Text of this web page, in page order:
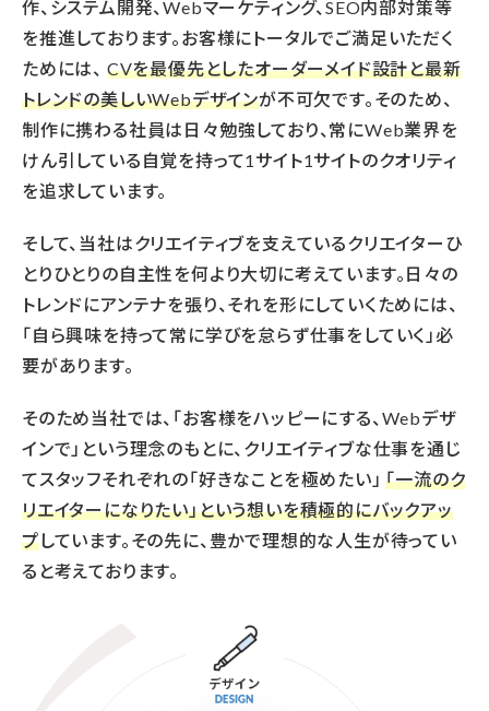
作、システム開発、Webマーケティング、SEO内部対策等
を推進しております。お客様にトータルでご満足いただく
ためには、 CVを最優先としたオーダーメイド設計と最新
トレンドの美しいWebデザインが不可欠です。そのため、
制作に携わる社員は日々勉強しており、常にWeb業界を
けん引している自覚を持って1サイト1サイトのクオリティ
を追求しています。
そして、当社はクリエイティブを支えているクリエイターひ
とりひとりの自主性を何より大切に考えています。日々の
トレンドにアンテナを張り、それを形にしていくためには、
「自ら興味を持って常に学びを怠らず仕事をしていく」必
要があります。
そのため当社では、「お客様をハッピーにする、Webデザ
インで」という理念のもとに、クリエイティブな仕事を通じ
てスタッフそれぞれの「好きなことを極めたい」「一流のク
リエイターになりたい」という想いを積極的にバックアッ
プしています。その先に、豊かで理想的な人生が待ってい
ると考えております。